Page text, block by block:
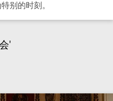
别的时刻。
'